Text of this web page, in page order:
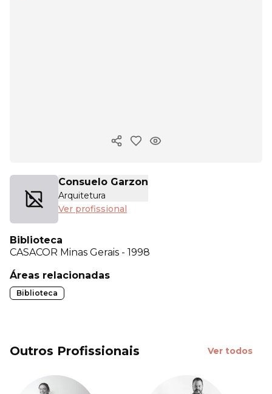
Copiar link
Consuelo Garzon
Arquitetura
Ver profissional
Biblioteca
CASACOR Minas Gerais - 1998
Áreas relacionadas
Biblioteca
Outros Profissionais Ver todos